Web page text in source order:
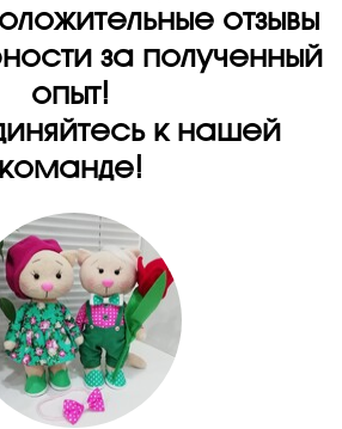
отзывы
за полученный
опыт!
к нашей
команде!